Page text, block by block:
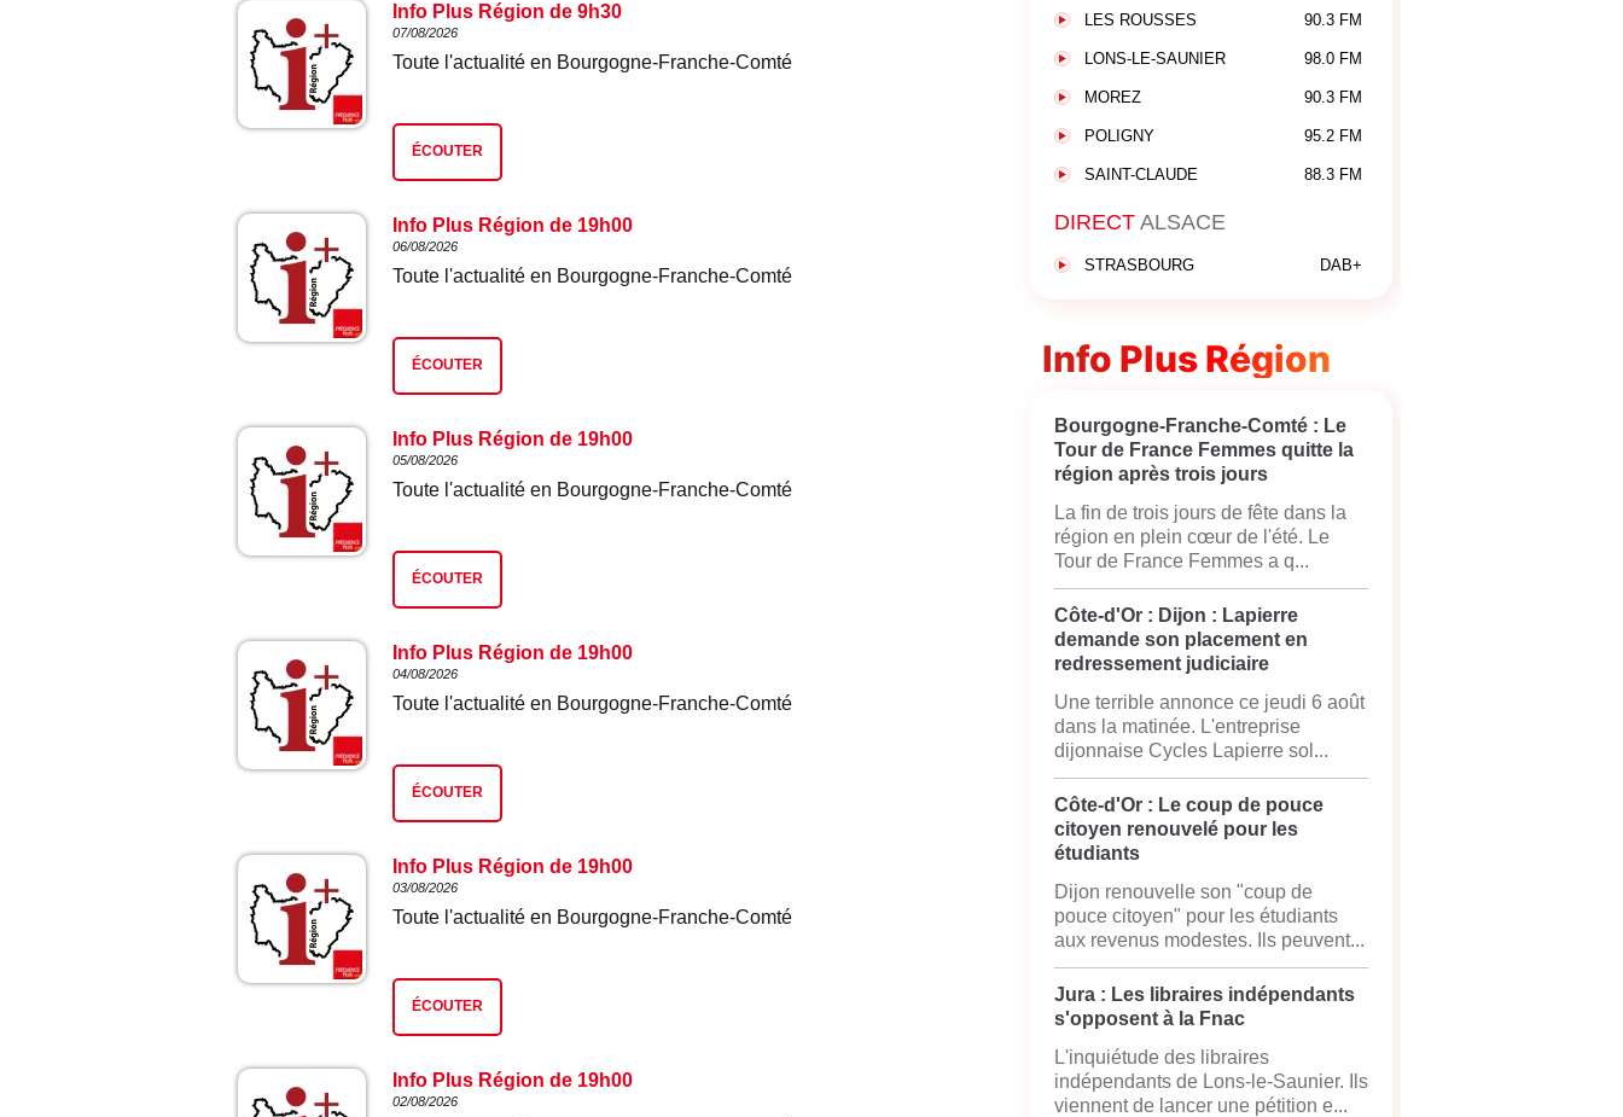
Info Plus Région de 9h30
07/08/2026
Toute l'actualité en Bourgogne-Franche-Comté
ÉCOUTER
Info Plus Région de 19h00
06/08/2026
Toute l'actualité en Bourgogne-Franche-Comté
ÉCOUTER
Info Plus Région de 19h00
05/08/2026
Toute l'actualité en Bourgogne-Franche-Comté
ÉCOUTER
Info Plus Région de 19h00
04/08/2026
Toute l'actualité en Bourgogne-Franche-Comté
ÉCOUTER
Info Plus Région de 19h00
03/08/2026
Toute l'actualité en Bourgogne-Franche-Comté
ÉCOUTER
Info Plus Région de 19h00
02/08/2026
LES ROUSSES 90.3 FM
LONS-LE-SAUNIER 98.0 FM
MOREZ 90.3 FM
POLIGNY 95.2 FM
SAINT-CLAUDE 88.3 FM
DIRECTALSACE
STRASBOURG DAB+
Info Plus Région
Bourgogne-Franche-Comté : Le
Tour de France Femmes quitte la
région après trois jours
La fin de trois jours de fête dans la
région en plein cœur de l'été. Le
Tour de France Femmes a q...
Côte-d'Or : Dijon : Lapierre
demande son placement en
redressement judiciaire
Une terrible annonce ce jeudi 6 août
dans la matinée. L'entreprise
dijonnaise Cycles Lapierre sol...
Côte-d'Or : Le coup de pouce
citoyen renouvelé pour les
étudiants
Dijon renouvelle son "coup de
pouce citoyen" pour les étudiants
aux revenus modestes. Ils peuvent...
Jura : Les libraires indépendants
s'opposent à la Fnac
L'inquiétude des libraires
indépendants de Lons-le-Saunier. Ils
viennent de lancer une pétition e...